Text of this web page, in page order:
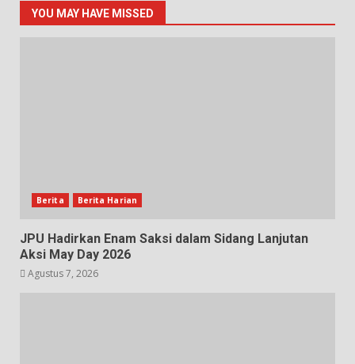
YOU MAY HAVE MISSED
Berita Berita Harian
JPU Hadirkan Enam Saksi dalam Sidang Lanjutan
Aksi May Day 2026
Agustus 7, 2026